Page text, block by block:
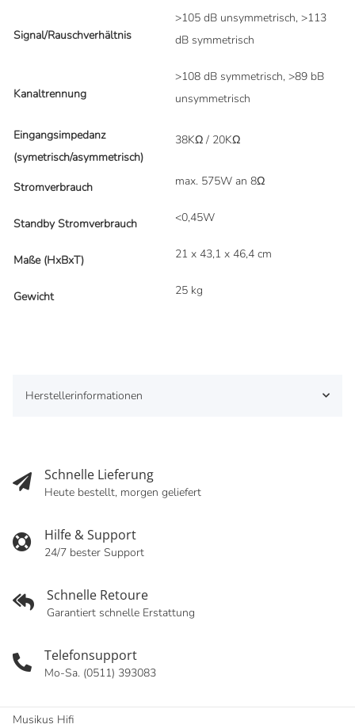
Signal/Rauschverhältnis
>105 dB unsymmetrisch, >113
dB symmetrisch
Kanaltrennung
>108 dB symmetrisch, >89 bB
unsymmetrisch
Eingangsimpedanz
(symetrisch/asymmetrisch)
38KΩ / 20KΩ
Stromverbrauch max. 575W an 8Ω
Standby Stromverbrauch <0,45W
Maße (HxBxT) 21 x 43,1 x 46,4 cm
Gewicht 25 kg
Herstellerinformationen
Schnelle Lieferung
Heute bestellt, morgen geliefert
Hilfe & Support
24/7 bester Support
Schnelle Retoure
Garantiert schnelle Erstattung
Telefonsupport
Mo-Sa. (0511) 393083
Musikus Hifi